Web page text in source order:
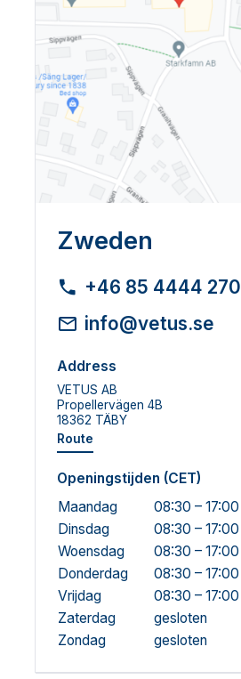
Zweden
+46 85 4444 270
info@vetus.se
Address
VETUS AB
Propellervägen 4B
18362 TÄBY
Route
Openingstijden (CET)
Maandag
08:30 – 17:00
Dinsdag
08:30 – 17:00
Woensdag
08:30 – 17:00
Donderdag
08:30 – 17:00
Vrijdag
08:30 – 17:00
Zaterdag
gesloten
Zondag
gesloten